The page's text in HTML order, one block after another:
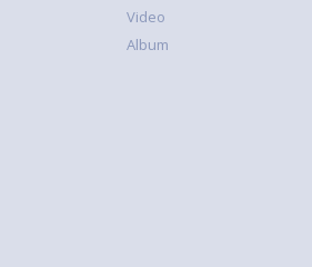
Video
Album